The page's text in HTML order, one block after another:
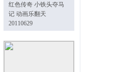
红色传奇 小铁头夺马
记 动画乐翻天
20110629